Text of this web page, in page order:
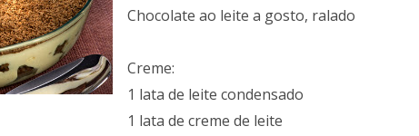
Chocolate ao leite a gosto, ralado
Creme:
1 lata de leite condensado
1 lata de creme de leite